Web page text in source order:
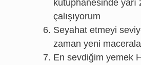
kütüphanesinde yarı
çalışıyorum
Seyahat etmeyi
zaman yeni
En sevdiğim yemek